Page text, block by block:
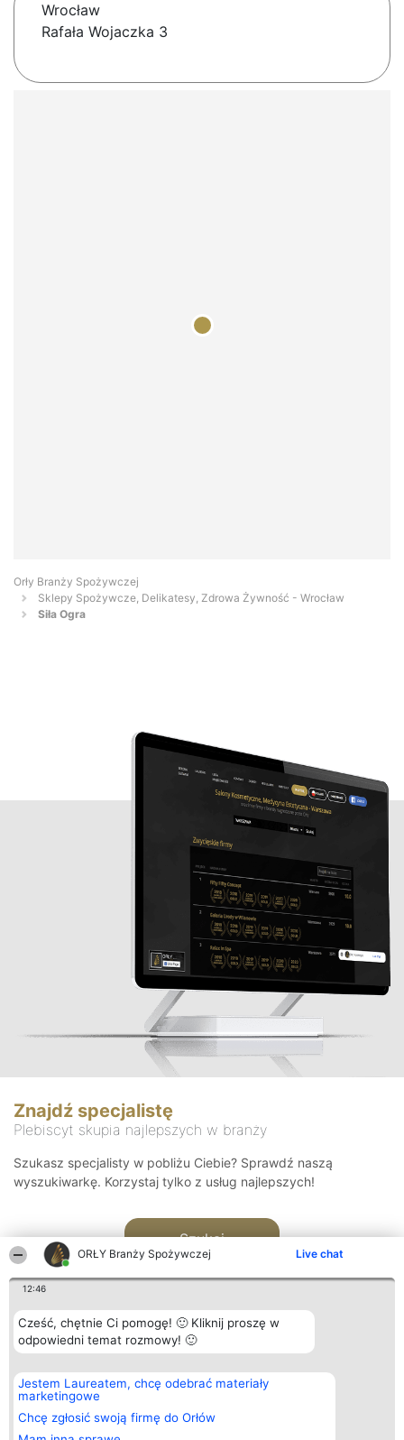
ORŁY Branży Spożywczej Live chat
12:46
Cześć, chętnie Ci pomogę! 🙂 Kliknij proszę w
odpowiedni temat rozmowy! 🙂
Jestem Laureatem, chcę odebrać materiały
marketingowe
Chcę zgłosić swoją firmę do Orłów
Wrocław
Rafała Wojaczka 3
Orły Branży Spożywczej
Sklepy Spożywcze, Delikatesy, Zdrowa Żywność - Wrocław
Siła Ogra
Znajdź specjalistę
Plebiscyt skupia najlepszych w branży
Szukasz specjalisty w pobliżu Ciebie? Sprawdź naszą
wyszukiwarkę. Korzystaj tylko z usług najlepszych!
Szukaj
Organizator plebiscytu
Bright Side Solutions sp. z o.
o. sp. k.
ul. Ruska 22
Wrocław 50-079
Plebiscyt
Laureaci
wszystkich
Laureatów
Kontakt
Kontakt